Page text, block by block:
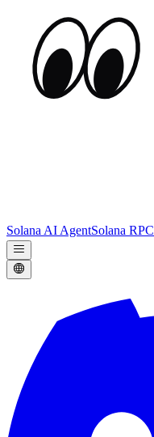
Solana AI AgentSolana RPC